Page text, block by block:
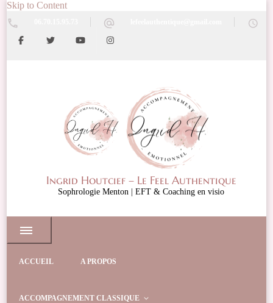
Skip to Content
Ingrid Houtcief – Le Feel Authentique
Sophrologie Menton | EFT & Coaching en visio
ACCUEIL A PROPOS
ACCOMPAGNEMENT CLASSIQUE